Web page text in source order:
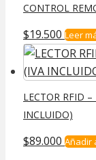
CONTROL
$19.500 Leer
LECTOR RFID
INCLUIDO)
$89.000 Añadir